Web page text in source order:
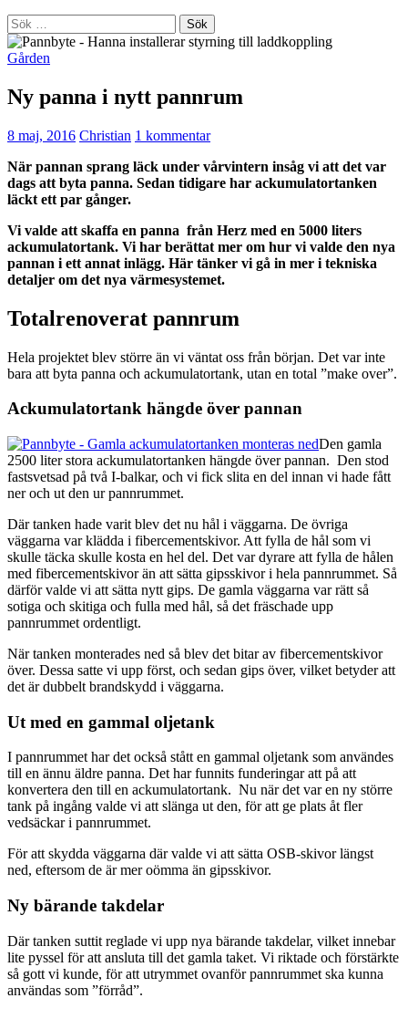
Sök
efter:
Gården
Ny panna i nytt pannrum
8 maj, 2016 Christian 1 kommentar
När pannan sprang läck under vårvintern insåg vi att det var
dags att byta panna. Sedan tidigare har ackumulatortanken
läckt ett par gånger.
Vi valde att skaffa en panna från Herz med en 5000 liters
ackumulatortank. Vi har berättat mer om hur vi valde den nya
pannan i ett annat inlägg. Här tänker vi gå in mer i tekniska
detaljer om det nya värmesystemet.
Totalrenoverat pannrum
Hela projektet blev större än vi väntat oss från början. Det var inte
bara att byta panna och ackumulatortank, utan en total ”make over”.
Ackumulatortank hängde över pannan
Den gamla
2500 liter stora ackumulatortanken hängde över pannan. Den stod
fastsvetsad på två I-balkar, och vi fick slita en del innan vi hade fått
ner och ut den ur pannrummet.
Där tanken hade varit blev det nu hål i väggarna. De övriga
väggarna var klädda i fibercementskivor. Att fylla de hål som vi
skulle täcka skulle kosta en hel del. Det var dyrare att fylla de hålen
med fibercementskivor än att sätta gipsskivor i hela pannrummet. Så
därför valde vi att sätta nytt gips. De gamla väggarna var rätt så
sotiga och skitiga och fulla med hål, så det fräschade upp
pannrummet ordentligt.
När tanken monterades ned så blev det bitar av fibercementskivor
över. Dessa satte vi upp först, och sedan gips över, vilket betyder att
det är dubbelt brandskydd i väggarna.
Ut med en gammal oljetank
I pannrummet har det också stått en gammal oljetank som användes
till en ännu äldre panna. Det har funnits funderingar att på att
konvertera den till en ackumulatortank. Nu när det var en ny större
tank på ingång valde vi att slänga ut den, för att ge plats åt fler
vedsäckar i pannrummet.
För att skydda väggarna där valde vi att sätta OSB-skivor längst
ned, eftersom de är mer oömma än gipsskivor.
Ny bärande takdelar
Där tanken suttit reglade vi upp nya bärande takdelar, vilket innebar
lite pyssel för att ansluta till det gamla taket. Vi riktade och förstärkte
så gott vi kunde, för att utrymmet ovanför pannrummet ska kunna
användas som ”förråd”.